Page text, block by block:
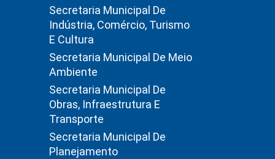
Secretaria Municipal De
Indústria, Comércio, Turismo
E Cultura
Secretaria Municipal De Meio
Ambiente
Secretaria Municipal De
Obras, Infraestrutura E
Transporte
Secretaria Municipal De
Planejamento